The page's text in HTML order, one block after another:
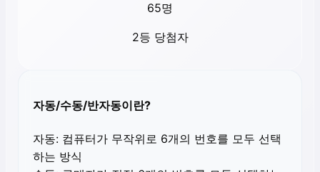
65명
2등 당첨자
자동/수동/반자동이란?
자동: 컴퓨터가 무작위로 6개의 번호를 모두 선택
하는 방식